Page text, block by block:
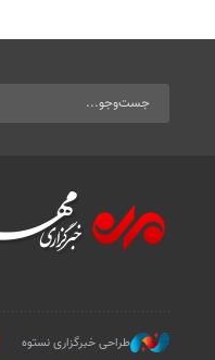
طراحی خبرگزاری نستوه